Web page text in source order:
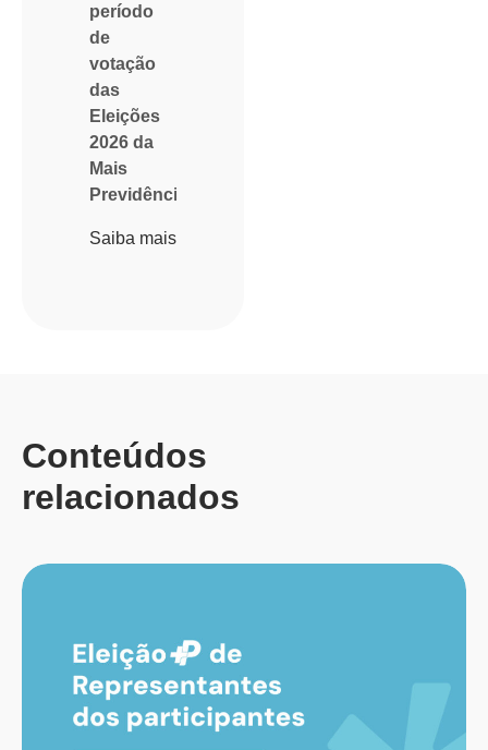
período
de
votação
das
Eleições
2026 da
Mais
Previdência
Saiba mais
Conteúdos
relacionados